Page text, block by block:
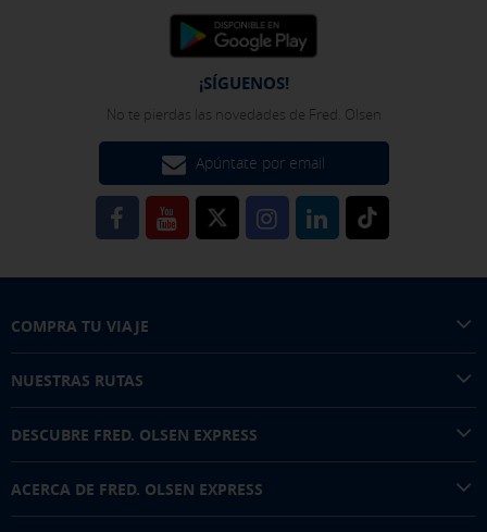
¡SÍGUENOS!
No te pierdas las novedades de Fred. Olsen
Apúntate por email
COMPRA TU VIAJE
NUESTRAS RUTAS
DESCUBRE FRED. OLSEN EXPRESS
ACERCA DE FRED. OLSEN EXPRESS